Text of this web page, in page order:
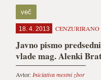
več
18. 4. 2013 CENZURIRANO
Javno pismo
vlade mag. Alenki
Avtor: Iniciativa mestni zbor